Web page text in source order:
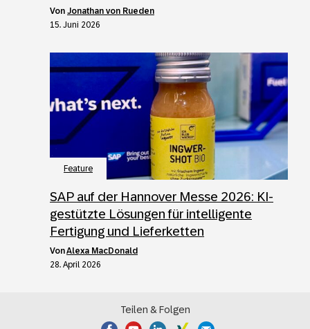
von Jonathan von Rueden
15. Juni 2026
Feature
SAP auf der Hannover Messe 2026: KI-
gestützte Lösungen für intelligente
Fertigung und Lieferketten
vonAlexa MacDonald
28. April 2026
Teilen & Folgen